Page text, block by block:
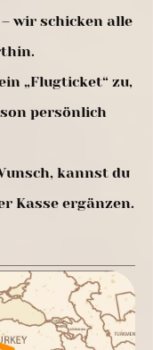
wir schicken alle
„Flugticket“ zu,
persönlich
kannst du
Kasse ergänzen.